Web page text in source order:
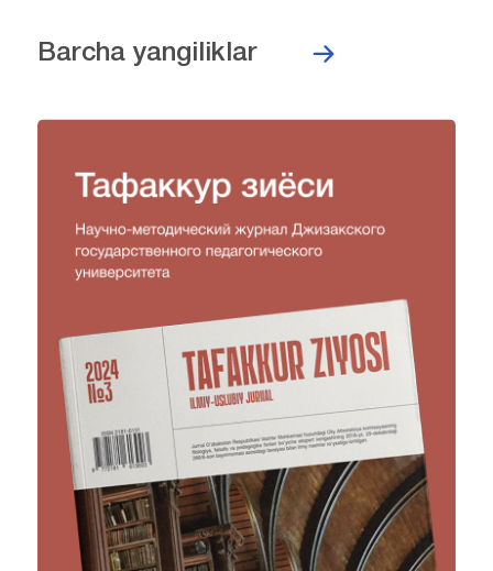
Barcha yangiliklar